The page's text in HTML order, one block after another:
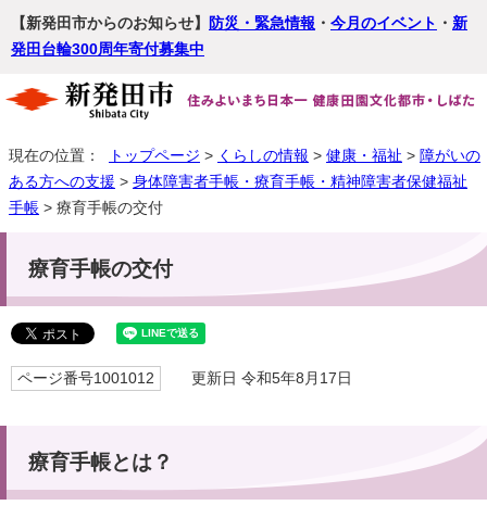
【新発田市からのお知らせ】 防災・緊急情報 ・ 今月のイベント ・ 新
発田台輪300周年寄付募集中
現在の位置： トップページ > くらしの情報 > 健康・福祉 > 障がいの
ある方への支援 > 身体障害者手帳・療育手帳・精神障害者保健福祉
手帳 > 療育手帳の交付
療育手帳の交付
ページ番号1001012 更新日 令和5年8月17日
療育手帳とは？